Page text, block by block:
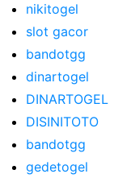
nikitogel
slot gacor
bandotgg
dinartogel
DINARTOGEL
DISINITOTO
bandotgg
gedetogel